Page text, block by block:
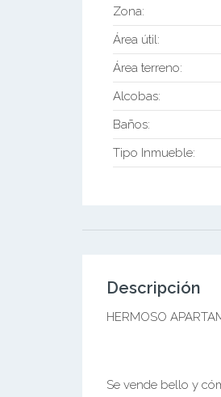
Zona:
Área útil:
Área terreno:
Alcobas:
Baños:
Tipo Inmueble:
Descripción
HERMOSO
Se vende bello y